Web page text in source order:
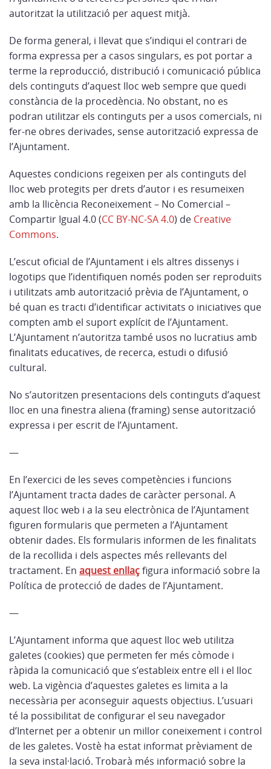
autoritzat la utilització per aquest mitjà.
De forma general, i llevat que s’indiqui el contrari de
forma expressa per a casos singulars, es pot portar a
terme la reproducció, distribució i comunicació pública
dels continguts d’aquest lloc web sempre que quedi
constància de la procedència. No obstant, no es
podran utilitzar els continguts per a usos comercials, ni
fer-ne obres derivades, sense autorització expressa de
l’Ajuntament.
Aquestes condicions regeixen per als continguts del
lloc web protegits per drets d’autor i es resumeixen
amb la llicència Reconeixement – No Comercial –
Compartir Igual 4.0 (CC BY-NC-SA 4.0) de Creative
Commons.
L’escut oficial de l’Ajuntament i els altres dissenys i
logotips que l’identifiquen només poden ser reproduïts
i utilitzats amb autorització prèvia de l’Ajuntament, o
bé quan es tracti d’identificar activitats o iniciatives que
compten amb el suport explícit de l’Ajuntament.
L’Ajuntament n’autoritza també usos no lucratius amb
finalitats educatives, de recerca, estudi o difusió
cultural.
No s’autoritzen presentacions dels continguts d’aquest
lloc en una finestra aliena (framing) sense autorització
expressa i per escrit de l’Ajuntament.
—
En l’exercici de les seves competències i funcions
l’Ajuntament tracta dades de caràcter personal. A
aquest lloc web i a la seu electrònica de l’Ajuntament
figuren formularis que permeten a l’Ajuntament
obtenir dades. Els formularis informen de les finalitats
de la recollida i dels aspectes més rellevants del
tractament. En aquest enllaçfigura informació sobre la
Política de protecció de dades de l’Ajuntament.
—
L’Ajuntament informa que aquest lloc web utilitza
galetes (cookies) que permeten fer més còmode i
ràpida la comunicació que s’estableix entre ell i el lloc
web. La vigència d’aquestes galetes es limita a la
necessària per aconseguir aquests objectius. L’usuari
té la possibilitat de configurar el seu navegador
d’Internet per a obtenir un millor coneixement i control
de les galetes. Vostè ha estat informat prèviament de
la seva instal·lació. Trobarà més informació sobre la